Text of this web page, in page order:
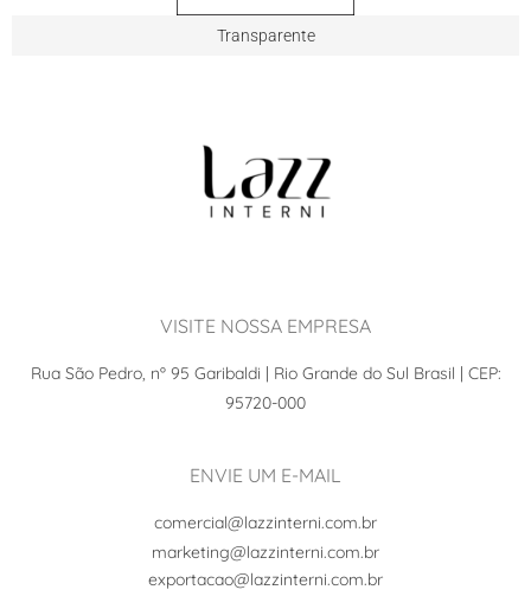
Transparente
VISITE NOSSA EMPRESA
Rua São Pedro, nº 95 Garibaldi | Rio Grande do Sul Brasil | CEP:
95720-000
ENVIE UM E-MAIL
comercial@lazzinterni.com.br
marketing@lazzinterni.com.br
exportacao@lazzinterni.com.br